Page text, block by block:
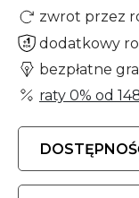
zwrot przez
dodatkowy
bezpłatne
raty 0% od